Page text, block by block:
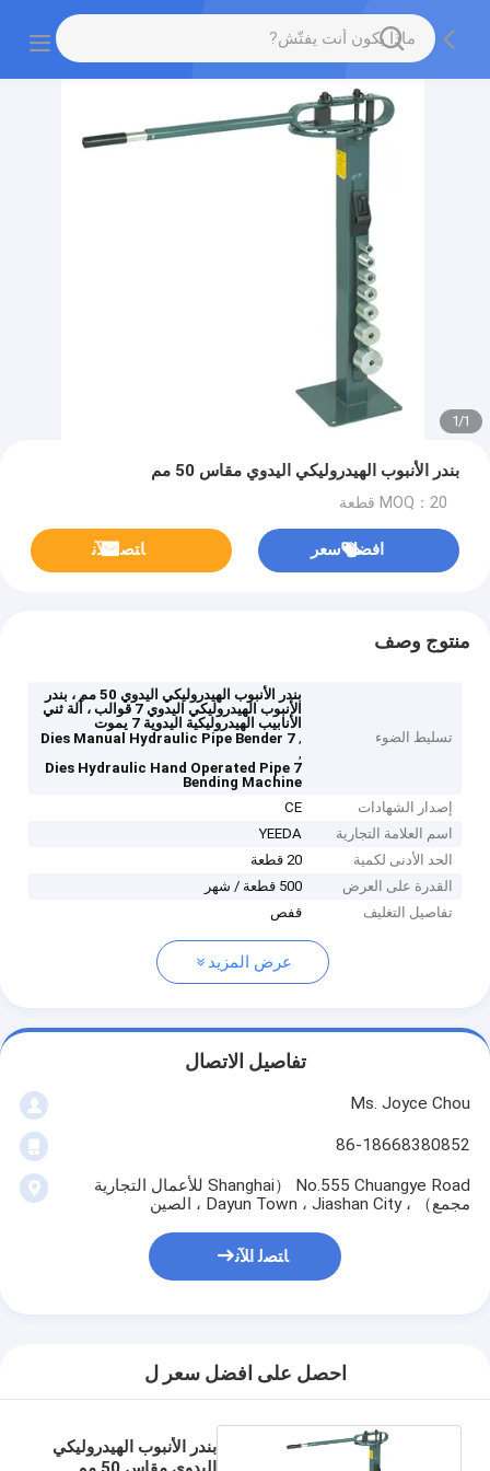
1
/
1
بندر الأنبوب الهيدروليكي اليدوي مقاس 50 مم
MOQ：20 قطعة
افضل سعر ﺎﺘﺼﻟ ﺍﻶﻧ
منتوج وصف
تسليط الضوء
بندر الأنبوب الهيدروليكي اليدوي 50 مم ، بندر
الأنبوب الهيدروليكي اليدوي 7 قوالب ، آلة ثني
الأنابيب الهيدروليكية اليدوية 7 يموت
,
7 Dies Manual Hydraulic Pipe Bender
,
7 Dies Hydraulic Hand Operated Pipe
Bending Machine
إصدار الشهادات
CE
اسم العلامة التجارية
YEEDA
الحد الأدنى لكمية
20 قطعة
القدرة على العرض
500 قطعة / شهر
تفاصيل التغليف
قفص
عرض المزيد
تفاصيل الاتصال
Ms. Joyce Chou
86-18668380852
No.555 Chuangye Road （Shanghai للأعمال التجارية
مجمع） ، Dayun Town ، Jiashan City ، الصين
ﺎﺘﺼﻟ ﺍﻶﻧ
احصل على افضل سعر ل
بندر الأنبوب الهيدروليكي